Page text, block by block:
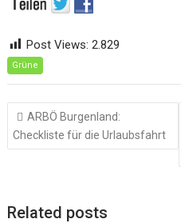
Post Views: 2.829
Grüne
Beitragsnavigation
ARBÖ Burgenland:
Checkliste für die Urlaubsfahrt
Related posts